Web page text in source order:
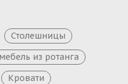
Столешницы
из ротанга
Кровати